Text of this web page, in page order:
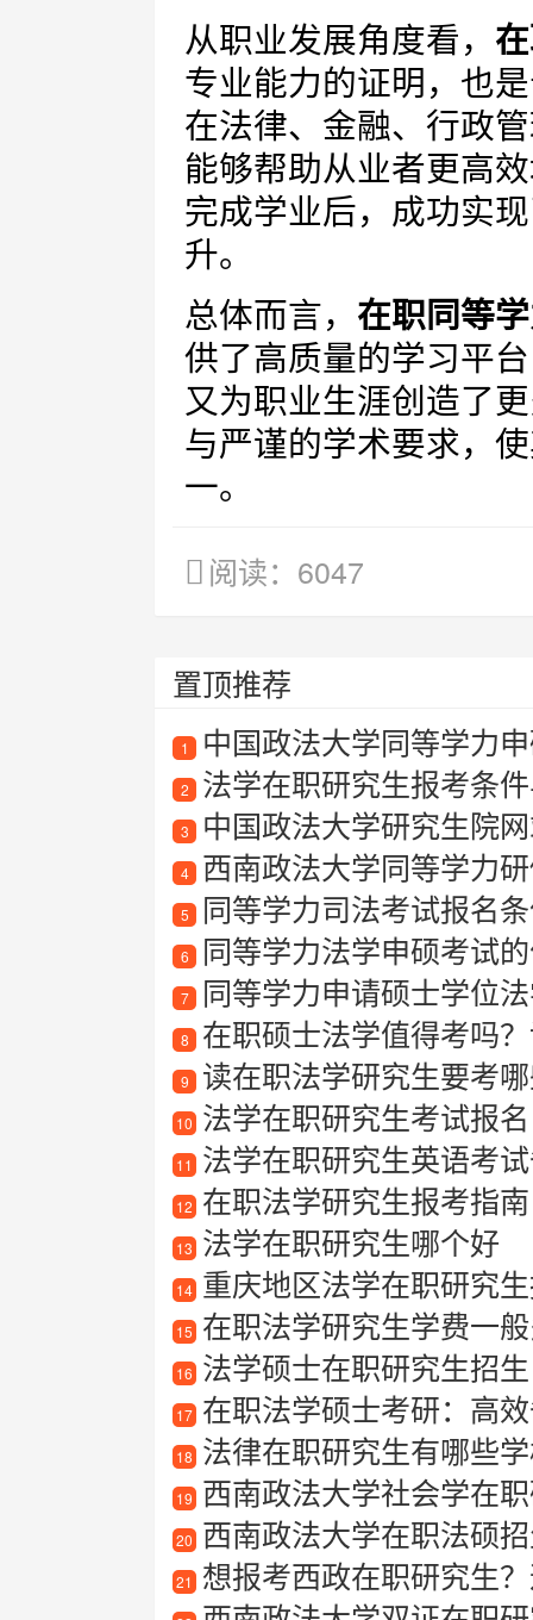
从职业发展角度看，
专业能力的证明，也
在法律、金融、行政
能够帮助从业者更高
完成学业后，成功实
升。
总体而言， 在职同等
供了高质量的学习平
又为职业生涯创造了
与严谨的学术要求，
一。
阅读：6047
置顶推荐
1 中国政法大学同等学力
2 法学在职研究生报考条
3 中国政法大学研究生院
4 西南政法大学同等学力
5 同等学力司法考试报名
6 同等学力法学申硕考试
7 同等学力申请硕士学位
8 在职硕士法学值得考吗？
9 读在职法学研究生要考
10 法学在职研究生考试报名
11 法学在职研究生英语考试备
12 在职法学研究生报考指
13 法学在职研究生哪个好
14 重庆地区法学在职研究生
15 在职法学研究生学费一
16 法学硕士在职研究生招生
17 在职法学硕士考研：高
18 法律在职研究生有哪些
19 西南政法大学社会学在
20 西南政法大学在职法硕招生简章
21 想报考西政在职研究生？这篇详细